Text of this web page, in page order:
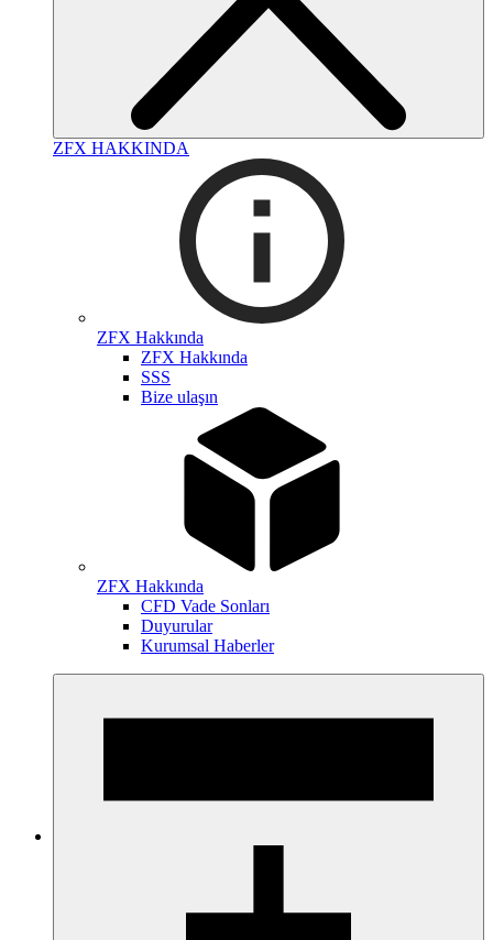
ZFX HAKKINDA
ZFX Hakkında
ZFX Hakkında
SSS
Bize ulaşın
ZFX Hakkında
CFD Vade Sonları
Duyurular
Kurumsal Haberler